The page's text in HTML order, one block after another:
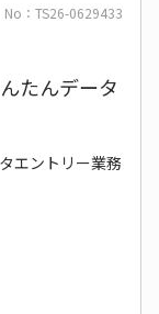
No：TS26-0629433
たんデータ
エントリー業務